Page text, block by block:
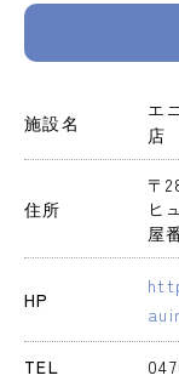
施設名
エ
店
住所
〒
ヒ
屋
HP
TEL